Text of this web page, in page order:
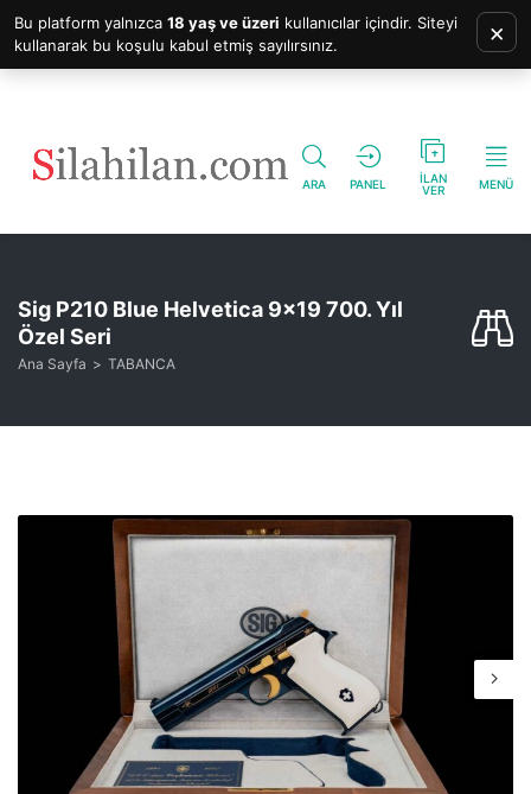
ARA PANEL
İLAN
VER
MENÜ
Sig P210 Blue Helvetica 9×19 700. Yıl
Özel Seri
Ana Sayfa TABANCA
Bu platform yalnızca 18 yaş ve üzeri kullanıcılar içindir. Siteyi
kullanarak bu koşulu kabul etmiş sayılırsınız.
×